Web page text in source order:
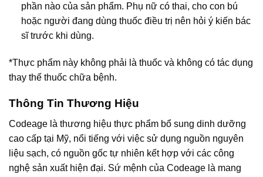
phần nào của sản phẩm. Phụ nữ có thai, cho con bú
hoặc người đang dùng thuốc điều trị nên hỏi ý kiến bác
sĩ trước khi dùng.
*Thực phẩm này không phải là thuốc và không có tác dụng
thay thế thuốc chữa bệnh.
Thông Tin Thương Hiệu
Codeage là thương hiệu thực phẩm bổ sung dinh dưỡng
cao cấp tại Mỹ, nổi tiếng với việc sử dụng nguồn nguyên
liệu sạch, có nguồn gốc tự nhiên kết hợp với các công
nghệ sản xuất hiện đại. Sứ mệnh của Codeage là mang